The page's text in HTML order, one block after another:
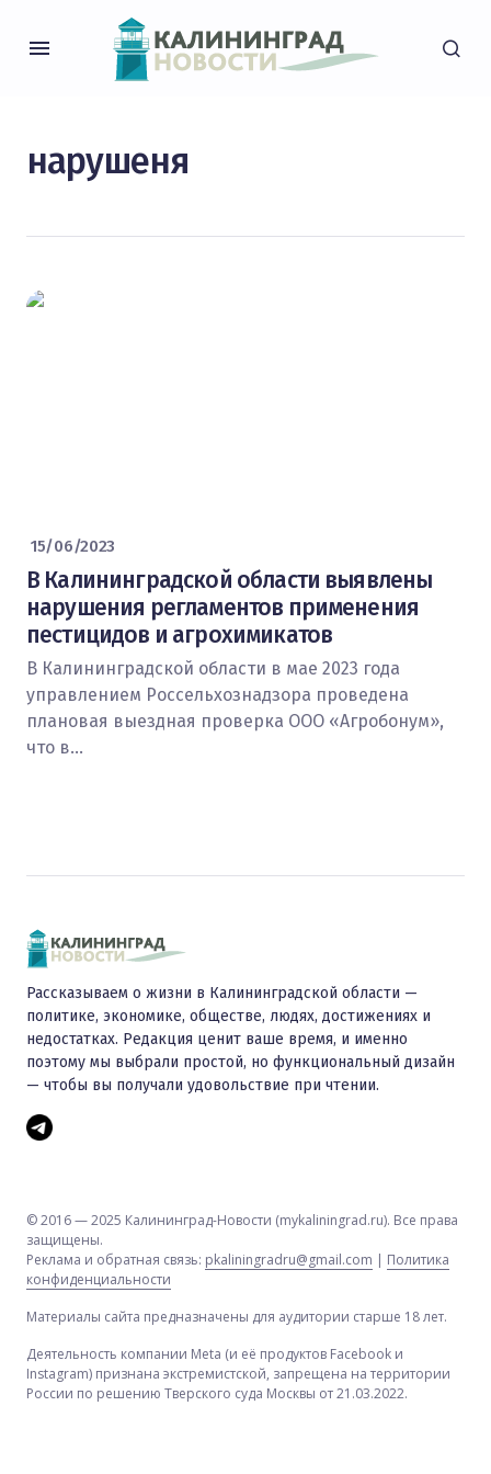
нарушеня
15/06/2023
В Калининградской области выявлены
нарушения регламентов применения
пестицидов и агрохимикатов
В Калининградской области в мае 2023 года
управлением Россельхознадзора проведена
плановая выездная проверка ООО «Агробонум»,
что в…
Рассказываем о жизни в Калининградской области —
политике, экономике, обществе, людях, достижениях и
недостатках. Редакция ценит ваше время, и именно
поэтому мы выбрали простой, но функциональный дизайн
— чтобы вы получали удовольствие при чтении.
© 2016 — 2025 Калининград-Новости (mykaliningrad.ru). Все права
защищены.
Реклама и обратная связь: pkaliningradru@gmail.com | Политика
конфиденциальности
Материалы сайта предназначены для аудитории старше 18 лет.
Деятельность компании Meta (и её продуктов Facebook и
Instagram) признана экстремистской, запрещена на территории
России по решению Тверского суда Москвы от 21.03.2022.